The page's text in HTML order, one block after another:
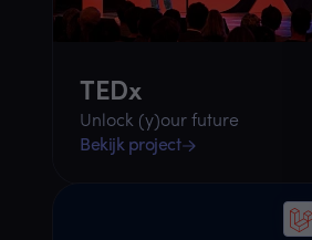
TEDx
Unlock (y)our future
Bekijk project